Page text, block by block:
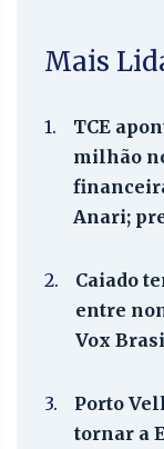
Mais
1.
TCE
milhão
Anari;
2.
Caiado
entre
Vox
3.
Porto
tornar a